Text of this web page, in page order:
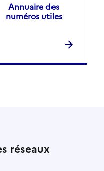
Annuaire des
numéros utiles
réseaux